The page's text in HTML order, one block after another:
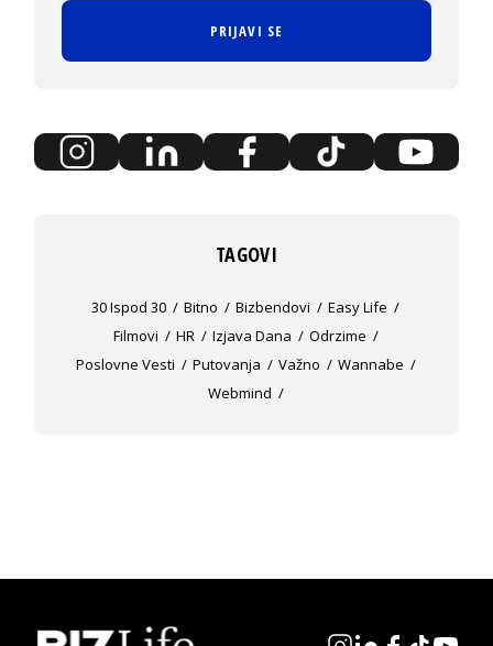
PRIJAVI SE
TAGOVI
30 Ispod 30 Bitno Bizbendovi
Easy Life
Filmovi
HR Izjava Dana
Odrzime
Poslovne Vesti
Putovanja Važno
Wannabe
Webmind